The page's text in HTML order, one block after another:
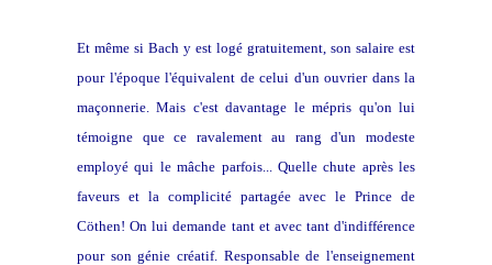
Et même si Bach y est logé gratuitement, son salaire est
pour l'époque l'équivalent de celui d'un ouvrier dans la
maçonnerie. Mais c'est davantage le mépris qu'on lui
témoigne que ce ravalement au rang d'un modeste
employé qui le mâche parfois... Quelle chute après les
faveurs et la complicité partagée avec le Prince de
Cöthen! On lui demande tant et avec tant d'indifférence
pour son génie créatif. Responsable de l'enseignement